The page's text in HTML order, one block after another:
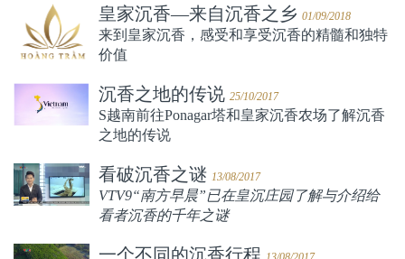
皇家沉香—来自沉香之乡 01/09/2018
来到皇家沉香，感受和享受沉香的精髓和独特
价值
沉香之地的传说 25/10/2017
S越南前往Ponagar塔和皇家沉香农场了解沉香
之地的传说
看破沉香之谜 13/08/2017
VTV9“南方早晨”已在皇沉庄园了解与介绍给
看者沉香的千年之谜
一个不同的沉香行程